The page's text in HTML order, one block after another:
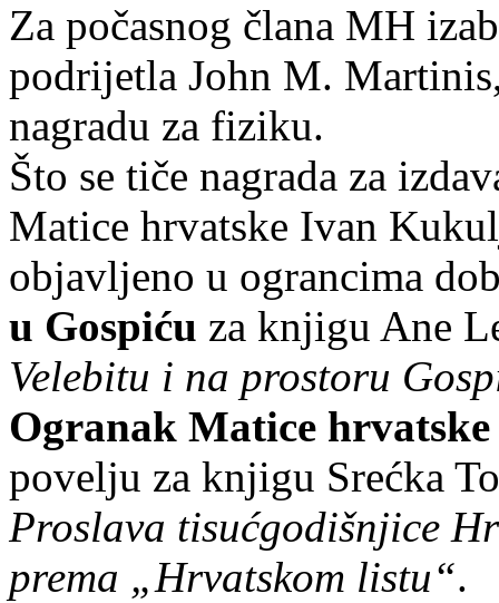
Za počasnog člana MH
podrijetla John M.
nagradu za fiziku.
Što se tiče nagrada za
Matice hrvatske Ivan
objavljeno u ograncima
u Gospiću za knjigu Ane
Velebitu i na prostoru
Ogranak Matice
povelju za knjigu Srećka
Proslava tisućgodišnjice
prema „Hrvatskom listu“.